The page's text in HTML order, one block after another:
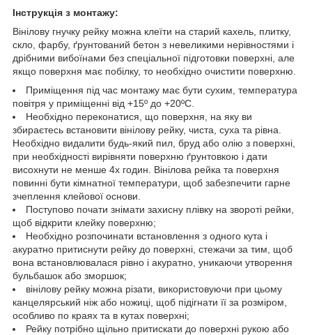
Інструкція з монтажу:
Вінілову гнучку рейку можна клеїти на старий кахель, плитку,
скло, фарбу, ґрунтований бетон з невеликими нерівностями і
дрібними вибоїнами без спеціальної підготовки поверхні, але
якщо поверхня має побілку, то необхідно очистити поверхню.
Приміщення під час монтажу має бути сухим, температура
повітря у приміщенні від +15º до +20ºС.
Необхідно переконатися, що поверхня, на яку ви
збираєтесь встановити вінілову рейку, чиста, суха та рівна.
Необхідно видалити будь-який пил, бруд або олію з поверхні,
при необхідності вирівняти поверхню ґрунтовкою і дати
висохнути не менше 4х годин. Вінілова рейка та поверхня
повинні бути кімнатної температури, щоб забезпечити гарне
зчеплення клейової основи.
Поступово почати знімати захисну плівку на звороті рейки,
щоб відкрити клейку поверхню;
Необхідно розпочинати встановлення з одного кута і
акуратно притиснути рейку до поверхні, стежачи за тим, щоб
вона встановлювалася рівно і акуратно, уникаючи утворення
бульбашок або зморшок;
вінілову рейку можна різати, використовуючи при цьому
канцелярський ніж або ножиці, щоб підігнати її за розміром,
особливо по краях та в кутах поверхні;
Рейку потрібно щільно притискати до поверхні рукою або